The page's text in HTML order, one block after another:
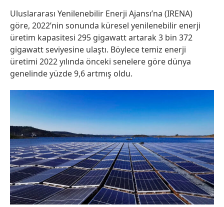
Uluslararası Yenilenebilir Enerji Ajansı’na (IRENA)
göre, 2022’nin sonunda küresel yenilenebilir enerji
üretim kapasitesi 295 gigawatt artarak 3 bin 372
gigawatt seviyesine ulaştı. Böylece temiz enerji
üretimi 2022 yılında önceki senelere göre dünya
genelinde yüzde 9,6 artmış oldu.